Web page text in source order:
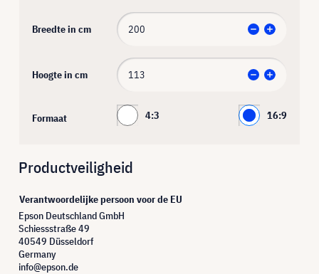
Breedte in cm
Hoogte in cm
Formaat 4:3 16:9
Productveiligheid
Verantwoordelijke persoon voor de EU
Epson Deutschland GmbH
Schiessstraße 49
40549 Düsseldorf
Germany
info@epson.de